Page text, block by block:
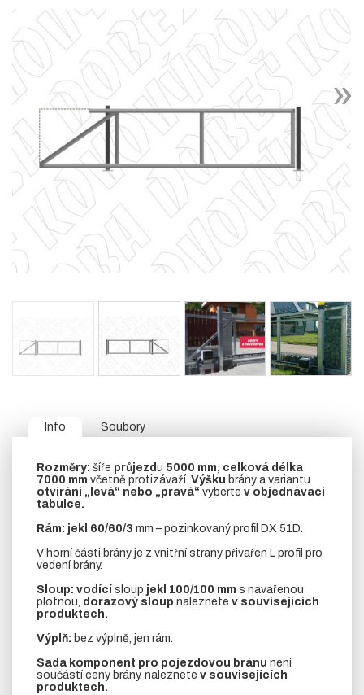
Info Soubory
Rozměry: šíře průjezdu 5000 mm, celková délka
7000 mm včetně protizávaží. Výšku brány a variantu
otvírání „levá“ nebo „pravá“ vyberte v objednávací
tabulce.
Rám: jekl 60/60/3 mm – pozinkovaný profil DX 51D.
V horní části brány je z vnitřní strany přivařen L profil pro
vedení brány.
Sloup: vodící sloup jekl 100/100 mm s navařenou
plotnou, dorazový sloup naleznete v souvisejících
produktech.
Výplň: bez výplně, jen rám.
Sada komponent pro pojezdovou bránu není
součástí ceny brány, naleznete v souvisejících
produktech.